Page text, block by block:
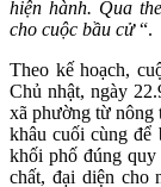
hiện hành. Qua
cho cuộc bầu cử“.
Theo kế hoạch,
Chủ nhật, ngày
xã phường từ nông
khâu cuối cùng để
khối phố đúng
chất, đại diện cho